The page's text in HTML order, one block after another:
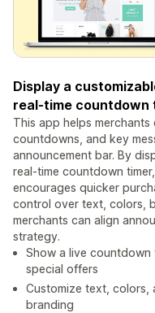
Display a
real-time countdown
This app helps
countdowns, and key
announcement bar. By
real-time countdown
encourages quicker
control over text, colors,
merchants can align
strategy.
Show a live
special offers
Customize text, colors,
branding